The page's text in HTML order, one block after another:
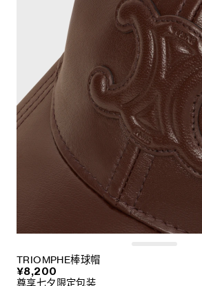
TRIOMPHE棒球帽
¥8,200
尊享七夕限定包装